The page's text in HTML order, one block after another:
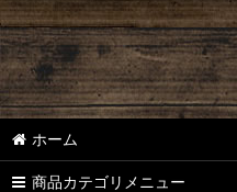
ホーム
商品カテゴリメニュー